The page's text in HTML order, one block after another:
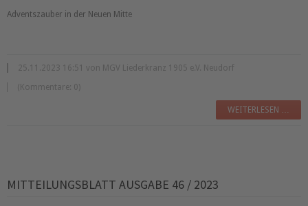
Adventszauber in der Neuen Mitte
25.11.2023 16:51 von MGV Liederkranz 1905 e.V. Neudorf
(Kommentare: 0)
WEITERLESEN …
MITTEILUNGSBLATT AUSGABE 46 / 2023